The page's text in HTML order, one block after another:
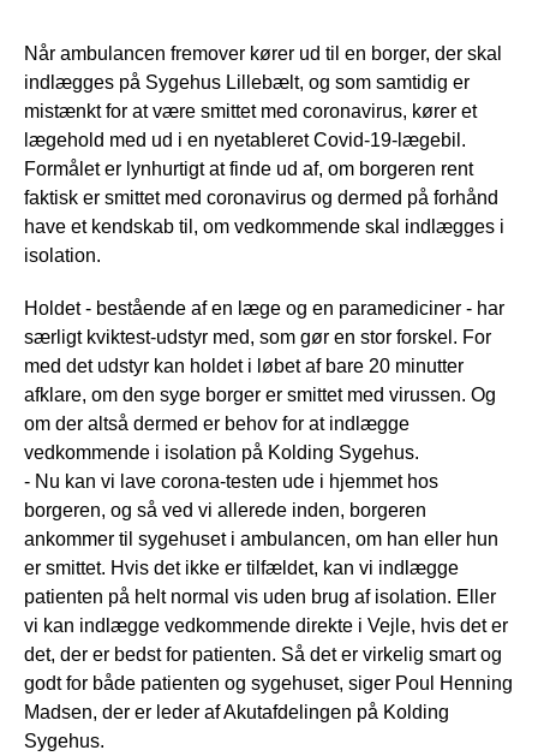
Når ambulancen fremover kører ud til en borger, der skal
indlægges på Sygehus Lillebælt, og som samtidig er
mistænkt for at være smittet med coronavirus, kører et
lægehold med ud i en nyetableret Covid-19-lægebil.
Formålet er lynhurtigt at finde ud af, om borgeren rent
faktisk er smittet med coronavirus og dermed på forhånd
have et kendskab til, om vedkommende skal indlægges i
isolation.
Holdet - bestående af en læge og en paramediciner - har
særligt kviktest-udstyr med, som gør en stor forskel. For
med det udstyr kan holdet i løbet af bare 20 minutter
afklare, om den syge borger er smittet med virussen. Og
om der altså dermed er behov for at indlægge
vedkommende i isolation på Kolding Sygehus.
- Nu kan vi lave corona-testen ude i hjemmet hos
borgeren, og så ved vi allerede inden, borgeren
ankommer til sygehuset i ambulancen, om han eller hun
er smittet. Hvis det ikke er tilfældet, kan vi indlægge
patienten på helt normal vis uden brug af isolation. Eller
vi kan indlægge vedkommende direkte i Vejle, hvis det er
det, der er bedst for patienten. Så det er virkelig smart og
godt for både patienten og sygehuset, siger Poul Henning
Madsen, der er leder af Akutafdelingen på Kolding
Sygehus.